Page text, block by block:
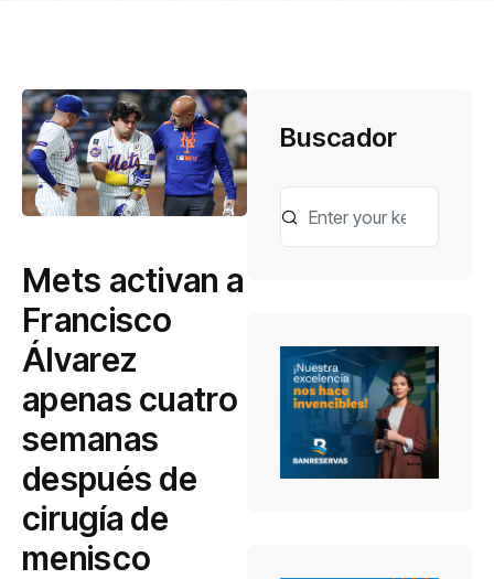
Mets activan a
Francisco
Álvarez
apenas cuatro
semanas
después de
cirugía de
menisco
Buscador